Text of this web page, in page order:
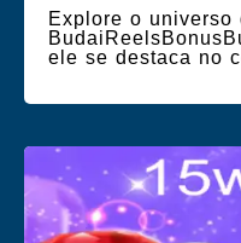
Explore o universo
ele se destaca no